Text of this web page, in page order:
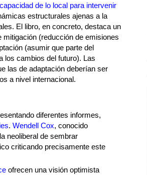
capacidad de lo local para intervenir
estructurales ajenas a la
El libro, en concreto, destaca un
mitigación (reducción de emisiones
(asumir que parte del
los cambios del futuro). Las
las de adaptación deberían ser
a nivel internacional.
diferentes informes,
. Wendell Cox, conocido
neoliberal de sembrar
criticando precisamente este
ofrecen una visión optimista